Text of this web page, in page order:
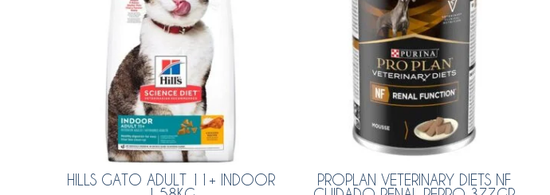
HILLS GATO ADULT 11+ INDOOR
PROPLAN VETERINARY DIETS NF